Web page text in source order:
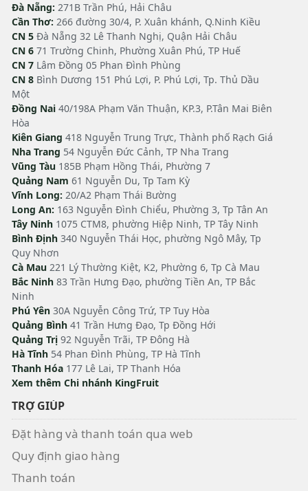
Đà Nẵng: 271B Trần Phú, Hải Châu
Cần Thơ: 266 đường 30/4, P. Xuân khánh, Q.Ninh Kiều
CN 5 Đà Nẵng 32 Lê Thanh Nghị, Quận Hải Châu
CN 6 71 Trường Chinh, Phường Xuân Phú, TP Huế
CN 7 Lâm Đồng 05 Phan Đình Phùng
CN 8 Bình Dương 151 Phú Lợi, P. Phú Lợi, Tp. Thủ Dầu
Một
Đồng Nai 40/198A Phạm Văn Thuận, KP.3, P.Tân Mai Biên
Hòa
Kiên Giang 418 Nguyễn Trung Trực, Thành phố Rạch Giá
Nha Trang 54 Nguyễn Đức Cảnh, TP Nha Trang
Vũng Tàu 185B Phạm Hồng Thái, Phường 7
Quảng Nam 61 Nguyễn Du, Tp Tam Kỳ
Vĩnh Long: 20/A2 Phạm Thái Bường
Long An: 163 Nguyễn Đình Chiểu, Phường 3, Tp Tân An
Tây Ninh 1075 CTM8, phường Hiệp Ninh, TP Tây Ninh
Bình Định 340 Nguyễn Thái Học, phường Ngô Mây, Tp
Quy Nhơn
Cà Mau 221 Lý Thường Kiệt, K2, Phường 6, Tp Cà Mau
Bắc Ninh 83 Trần Hưng Đạo, phường Tiền An, TP Bắc
Ninh
Phú Yên 30A Nguyễn Công Trứ, TP Tuy Hòa
Quảng Bình 41 Trần Hưng Đạo, Tp Đồng Hới
Quảng Trị 92 Nguyễn Trãi, TP Đông Hà
Hà Tĩnh 54 Phan Đình Phùng, TP Hà Tĩnh
Thanh Hóa 177 Lê Lai, TP Thanh Hóa
Xem thêm Chi nhánh KingFruit
TRỢ GIÚP
Đặt hàng và thanh toán qua web
Quy định giao hàng
Thanh toán